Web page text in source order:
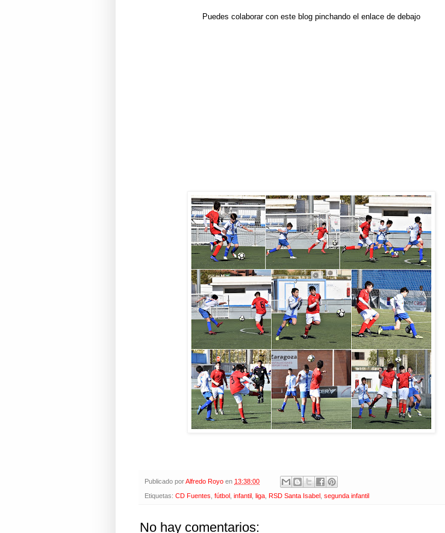
Puedes colaborar con este blog pinchando el enlace de debajo
Publicado porAlfredo Royo en 13:38:00
Etiquetas: CD Fuentes fútbol infantil liga RSD Santa Isabel segunda infantil
No hay comentarios: